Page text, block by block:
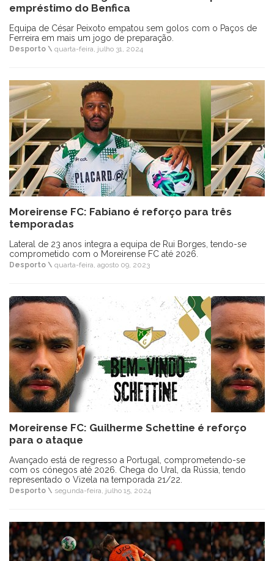
empréstimo do Benfica
Equipa de César Peixoto empatou sem golos com o Paços de
Ferreira em mais um jogo de preparação.
Desporto \ quarta-feira, julho 31, 2024
Moreirense FC: Fabiano é reforço para três
temporadas
Lateral de 23 anos integra a equipa de Rui Borges, tendo-se
comprometido com o Moreirense FC até 2026.
Desporto \ quarta-feira, agosto 09, 2023
Moreirense FC: Guilherme Schettine é reforço
para o ataque
Avançado está de regresso a Portugal, comprometendo-se
com os cónegos até 2026. Chega do Ural, da Rússia, tendo
representado o Vizela na temporada 21/22.
Desporto \ segunda-feira, julho 15, 2024